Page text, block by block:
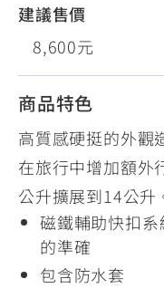
建議售價
8,600元
商品特色
高質感硬挺的外觀
在旅行中增加額外
公升擴展到14公升
磁鐵輔助快扣
的準確
包含防水套